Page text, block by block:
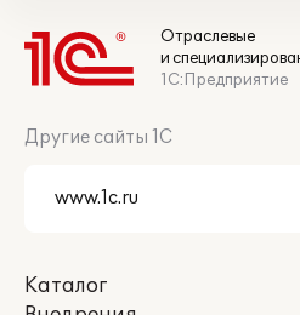
Отраслевые
и
1С:Предприятие
Другие сайты 1С
Каталог